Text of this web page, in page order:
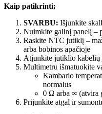
Kaip patikrinti:
SVARBU: Išjunkite
Nuimkite galinį panelį –
Raskite NTC jutiklį –
arba bobinos apačioje
Atjunkite jutiklio kabelių
Multimetru išmatuokite
Kambario
normalus
0 Ω arba ∞ (atvira
Prijunkite atgal ir